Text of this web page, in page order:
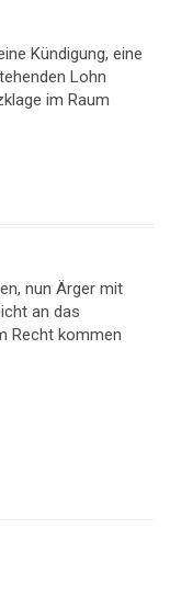
Kündigung, eine
Lohn
im Raum
nun Ärger mit
an das
Recht kommen